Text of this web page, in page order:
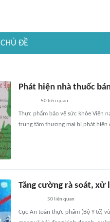
CHỦ ĐỀ
Phát hiện nhà thuốc
50liên quan
Thực phẩm bảo vệ sức khỏe Viên
trung tâm thương mại bị phát hiện
Tăng cường rà soát, xử
50 liên quan
Cục An toàn thực phẩm (Bộ Y tế)